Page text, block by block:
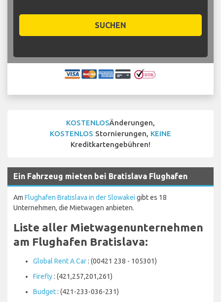
SUCHEN
KOSTENLOSÄnderungen,
KOSTENLOS Stornierungen, KEINE
Kreditkartengebühren!
Ein Fahrzeug mieten bei Bratislava Flughafen
Am Flughafen Bratislava in der Slowakei gibt es 18
Unternehmen, die Mietwagen anbieten.
Liste aller Mietwagenunternehmen
am Flughafen Bratislava:
Global Rent A Car: (00421 238 - 105301)
Firefly: (421,257,201,261)
Budget: (421-233-036-231)